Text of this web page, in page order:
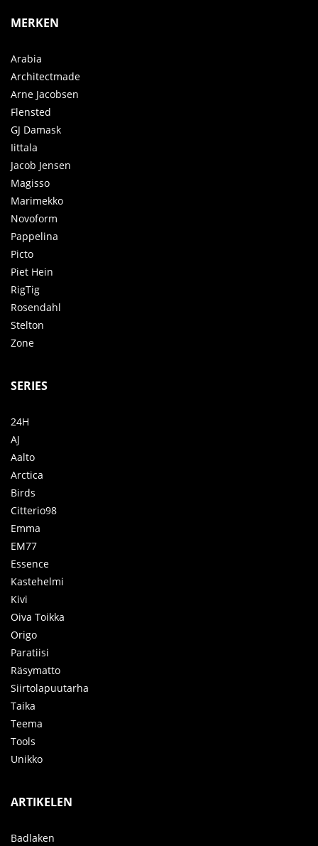
MERKEN
Arabia
Architectmade
Arne Jacobsen
Flensted
GJ Damask
Iittala
Jacob Jensen
Magisso
Marimekko
Novoform
Pappelina
Picto
Piet Hein
RigTig
Rosendahl
Stelton
Zone
SERIES
24H
AJ
Aalto
Arctica
Birds
Citterio98
Emma
EM77
Essence
Kastehelmi
Kivi
Oiva Toikka
Origo
Paratiisi
Räsymatto
Siirtolapuutarha
Taika
Teema
Tools
Unikko
ARTIKELEN
Badlaken